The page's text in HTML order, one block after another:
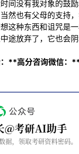
间没有我对象的鼓
然也有父母的支持
这种东西和诅咒是
途放弃了，它也会
：**高分咨询微信：